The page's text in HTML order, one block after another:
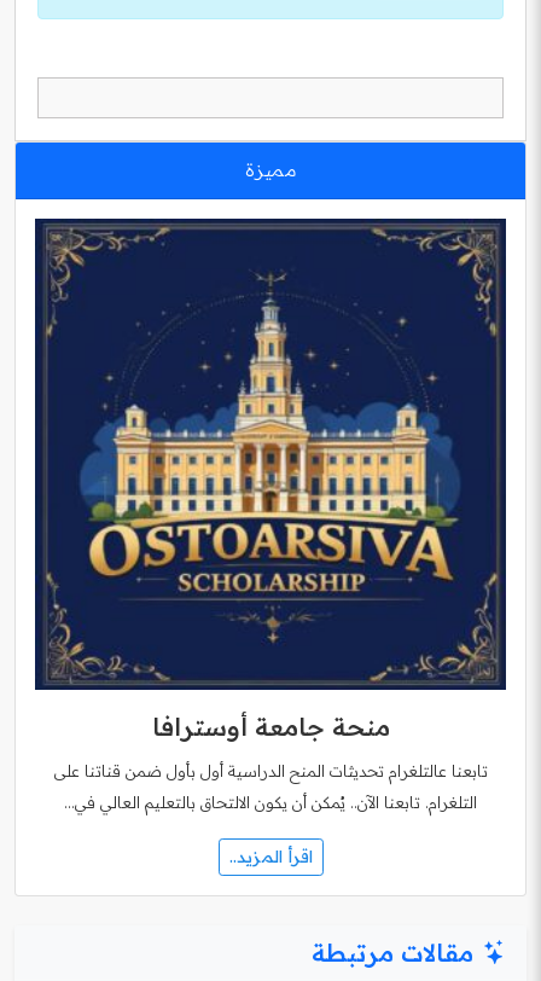
مميزة
منحة جامعة أوسترافا
تابعنا عالتلغرام تحديثات المنح الدراسية أول بأول ضمن قناتنا على
التلغرام. تابعنا الآن.. يُمكن أن يكون الالتحاق بالتعليم العالي في…
اقرأ المزيد..
مقالات مرتبطة